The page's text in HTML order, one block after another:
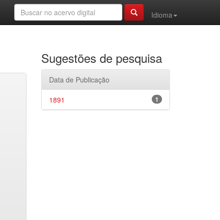
Idioma
Sugestões de pesquisa
Data de Publicação
1
1891